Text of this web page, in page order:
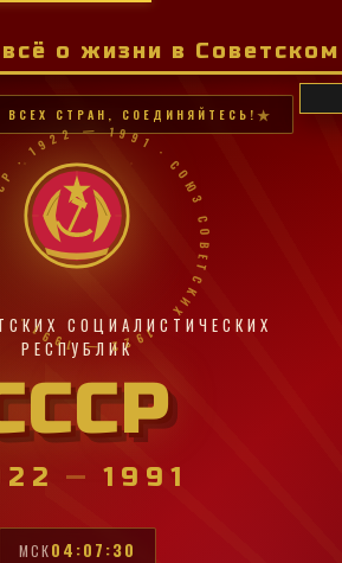
о жизни в
ВСЕХ СТРАН, СОЕДИНЯЙТЕСЬ!
1991 · СОЮЗ СОВЕТСКИХ · 1922 — 1991 ·
СОЦИАЛИСТИЧЕСКИХ
РЕСПУБЛИК
— 1991
МСК04:07:31